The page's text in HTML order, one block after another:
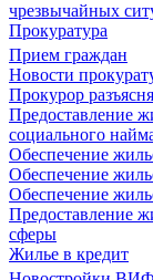
чрезвычайных
Прокуратура
Прием граждан
Новости
Прокурор
Предоставление
социального
Обеспечение
Обеспечение
Обеспечение
Предоставление
сферы
Жилье в кредит